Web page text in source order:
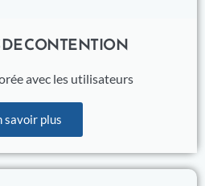
CONTENTION
avec les utilisateurs
savoir plus